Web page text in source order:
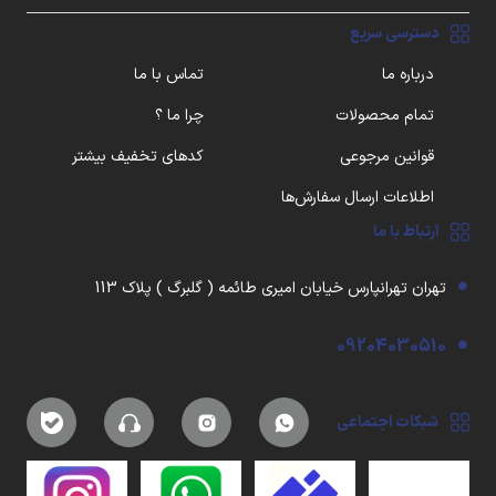
دسترسی سریع
درباره ما
تماس با ما
تمام محصولات
چرا ما ؟
قوانین مرجوعی
کدهای تخفیف بیشتر
اطلاعات ارسال سفارش‌ها
ارتباط با ما
تهران تهرانپارس خیابان امیری طائمه ( گلبرگ ) پلاک 113
09204030510
شبکات اجتماعی